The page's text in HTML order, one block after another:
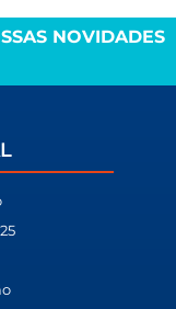
NOVIDADES